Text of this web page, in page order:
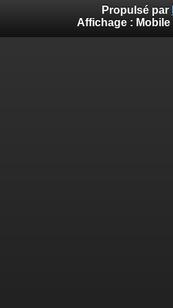
Propulsé par
Affichage : Mobile